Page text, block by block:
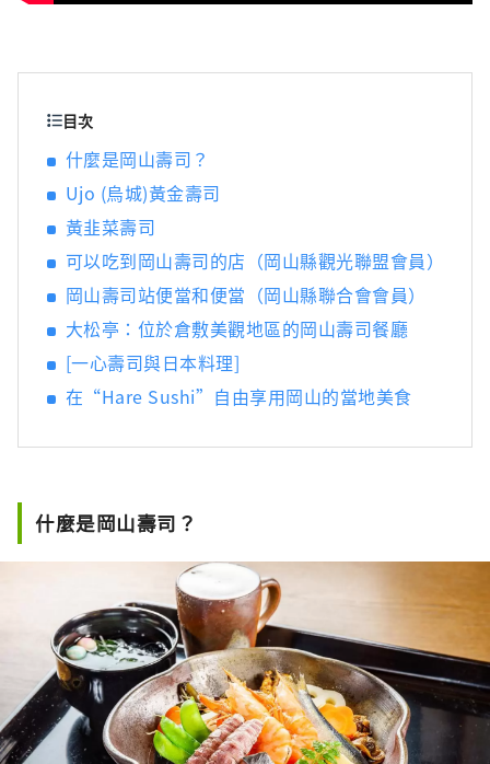
目次
什麼是岡山壽司？
Ujo (烏城)黃金壽司
黃韭菜壽司
可以吃到岡山壽司的店（岡山縣觀光聯盟會員）
岡山壽司站便當和便當（岡山縣聯合會會員）
大松亭：位於倉敷美觀地區的岡山壽司餐廳
[一心壽司與日本料理]
在“Hare Sushi”自由享用岡山的當地美食
什麼是岡山壽司？